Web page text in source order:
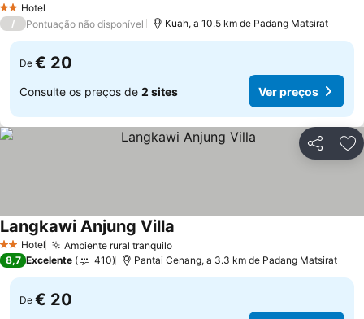
2 Estrelas
Hotel
/ Pontuação não disponível Kuah, a 10.5 km de Padang Matsirat
De € 20
Consulte os preços de 2 sites Ver preços
Partilhar
2 Estrelas
Hotel Ambiente rural tranquilo
Langkawi Anjung Villa
8,7 Excelente 410 Pantai Cenang, a 3.3 km de Padang Matsirat
De € 20